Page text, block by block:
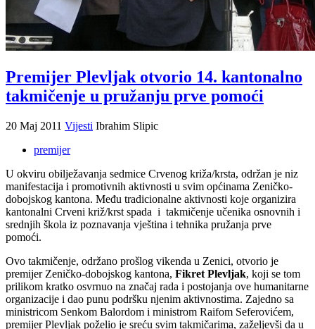
Premijer Plevljak otvorio 14. kantonalno
takmičenje u pružanju prve pomoći
20 Maj 2011 Vijesti Ibrahim Slipic
premijer
U okviru obilježavanja sedmice Crvenog križa/krsta, održan je niz
manifestacija i promotivnih aktivnosti u svim općinama Zeničko-
dobojskog kantona. Među tradicionalne aktivnosti koje organizira
kantonalni Crveni križ/krst spada i takmičenje učenika osnovnih i
srednjih škola iz poznavanja vještina i tehnika pružanja prve
pomoći.
Ovo takmičenje, održano prošlog vikenda u Zenici, otvorio je
premijer Zeničko-dobojskog kantona, Fikret Plevljak, koji se tom
prilikom kratko osvrnuo na značaj rada i postojanja ove humanitarne
organizacije i dao punu podršku njenim aktivnostima. Zajedno sa
ministricom Senkom Balordom i ministrom Raifom Seferovićem,
premijer Plevljak poželio je sreću svim takmičarima, zaželjevši da u